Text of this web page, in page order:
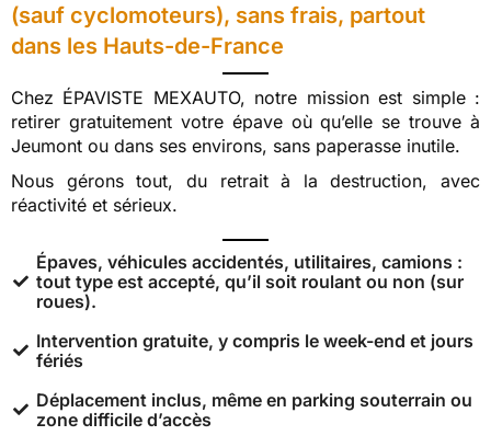
(sauf cyclomoteurs), sans frais, partout
dans les Hauts-de-France
Chez ÉPAVISTE MEXAUTO, notre mission est simple :
retirer gratuitement votre épave où qu’elle se trouve à
Jeumont ou dans ses environs, sans paperasse inutile.
Nous gérons tout, du retrait à la destruction, avec
réactivité et sérieux.
Épaves, véhicules accidentés, utilitaires, camions :
tout type est accepté, qu’il soit roulant ou non (sur
roues).
Intervention gratuite, y compris le week-end et jours
fériés
Déplacement inclus, même en parking souterrain ou
zone difficile d’accès